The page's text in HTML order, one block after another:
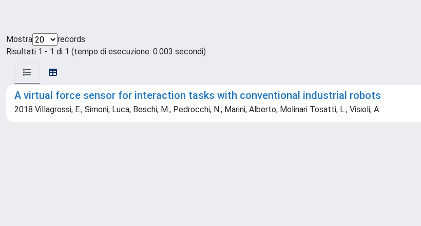
Mostra
records
Risultati 1 - 1 di 1 (tempo di esecuzione: 0.003 secondi).
A virtual force sensor for interaction tasks with conventional industrial robots
2018 Villagrossi, E.; Simoni, Luca; Beschi, M.; Pedrocchi, N.; Marini, Alberto; Molinari Tosatti, L.; Visioli, A.